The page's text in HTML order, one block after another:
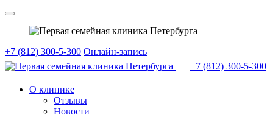
+7 (812) 300-5-300 Онлайн-запись
+7 (812) 300-5-300
О клинике
Отзывы
Новости